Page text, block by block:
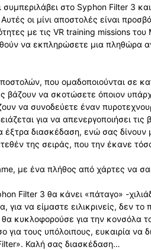
στο Syphon Filter 3
οι μίνι αποστολές είναι
με τις VR training missions
να εκπληρώσετε μια πληθώρα
που ομαδοποιούνται σε
βάζουν να σκοτώσετε όποιον
να συνοδεύετε έναν
για να απενεργοποιήσει τις
διασκέδαση, ενώ σας δίνουν
της σειράς, που την έκανε
με ένα πλήθος από χάρτες να
Filter 3 θα κάνει «πάταγο» -
να είμαστε ειλικρινείς, δεν το
θα κυκλοφορούσε για την κονσόλα
για τους υπόλοιπους, ευκαιρία να
Καλή σας διασκέδαση…